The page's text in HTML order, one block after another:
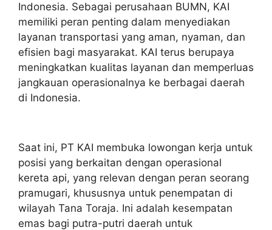
Indonesia. Sebagai perusahaan BUMN, KAI
memiliki peran penting dalam menyediakan
layanan transportasi yang aman, nyaman, dan
efisien bagi masyarakat. KAI terus berupaya
meningkatkan kualitas layanan dan memperluas
jangkauan operasionalnya ke berbagai daerah
di Indonesia.
Saat ini, PT KAI membuka lowongan kerja untuk
posisi yang berkaitan dengan operasional
kereta api, yang relevan dengan peran seorang
pramugari, khususnya untuk penempatan di
wilayah Tana Toraja. Ini adalah kesempatan
emas bagi putra-putri daerah untuk